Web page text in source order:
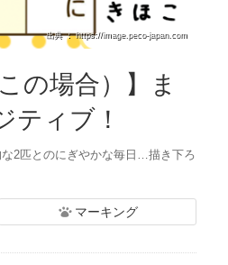
出典 ： https://image.peco-japan.com
の場合）】ま
ティブ！
2匹とのにぎやかな毎日…描き下ろ
マーキング